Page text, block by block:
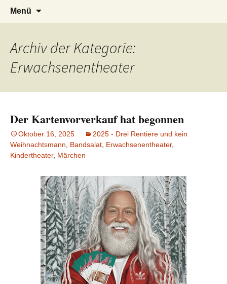
Theaterverein Bandsalat e.V.
Petersberg
Menü
Archiv der Kategorie:
Erwachsenentheater
Der Kartenvorverkauf hat begonnen
Oktober 16, 2025
2025 - Drei Rentiere und kein
Weihnachtsmann
Bandsalat Erwachsenentheater,
Kindertheater, Märchen